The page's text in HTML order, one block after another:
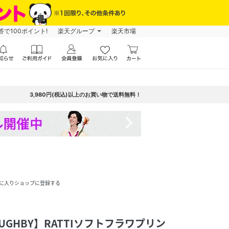
で100ポイント! 楽天グループ 楽天市場
3,980円(税込)以上のお買い物で送料無料！
入りショップに登録する
】RATTIソフトフラワプリン